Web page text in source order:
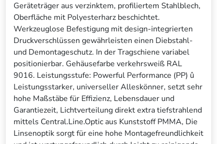
Geräteträger aus verzinktem, profiliertem Stahlblech,
Oberfläche mit Polyesterharz beschichtet.
Werkzeuglose Befestigung mit design-integrierten
Druckverschlüssen gewährleisten einen Diebstahl-
und Demontageschutz. In der Tragschiene variabel
positionierbar. Gehäusefarbe verkehrsweiß RAL
9016. Leistungsstufe: Powerful Performance (PP) û
Leistungsstarker, universeller Alleskönner, setzt sehr
hohe Maßstäbe für Effizienz, Lebensdauer und
Garantiezeit, Lichtverteilung direkt extra tiefstrahlend
mittels Central.Line.Optic aus Kunststoff PMMA, Die
Linsenoptik sorgt für eine hohe Montagefreundlichkeit